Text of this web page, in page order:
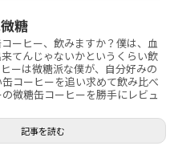
糖
ーヒー、飲みますか？僕は、血
てんじゃないかというくらい飲
ーは微糖派な僕が、自分好みの
コーヒーを追い求めて飲み比べ
微糖缶コーヒーを勝手にレビュ
記事を読む